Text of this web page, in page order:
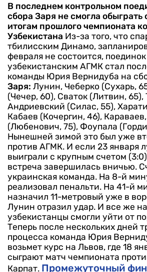
В последнем контрольном
сбора Заря не смогла
итогам прошлого чемпионата
Узбекистана Из-за того, что
тбилисским Динамо,
февраля не состоится, поединок
узбекистанским АГМК стал
команды Юрия Вернидуба на
Заря: Лунин, Чеберко (Сухарь,
(Чечер, 60), Сваток (Литвин, 65),
Андриевский (Силас, 55),
Кабаев (Кочергин, 46),
(Любенович, 75), Фоупала
Нынешней зимой это был уже
против АГМК. И если 23 января
выиграли с крупным счетом
встреча завершилась вничью.
украинская команда. На 8-й
реализовал пенальти. На 41-й
назначил 11-метровый уже в
Лунин отразил удар. И все же
узбекистанцы смогли уйти от
Теперь после нескольких дней
процесса команда Юрия
возьмет курс на Львов, где 18
сыграют матч чемпионата
Карпат. Промежуточный